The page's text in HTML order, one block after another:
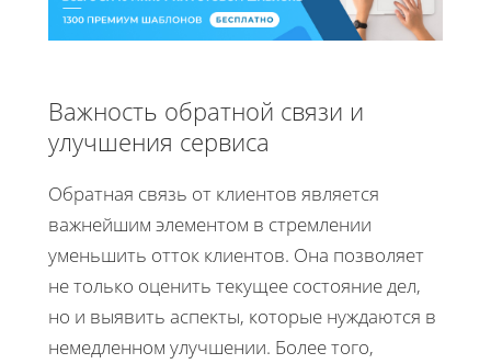
Важность обратной связи и
улучшения сервиса
Обратная связь от клиентов является
важнейшим элементом в стремлении
уменьшить отток клиентов. Она позволяет
не только оценить текущее состояние дел,
но и выявить аспекты, которые нуждаются в
немедленном улучшении. Более того,